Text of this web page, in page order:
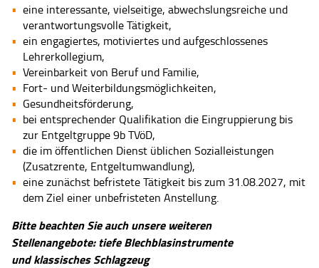
eine interessante, vielseitige, abwechslungsreiche und
verantwortungsvolle Tätigkeit,
ein engagiertes, motiviertes und aufgeschlossenes
Lehrerkollegium,
Vereinbarkeit von Beruf und Familie,
Fort- und Weiterbildungsmöglichkeiten,
Gesundheitsförderung,
bei entsprechender Qualifikation die Eingruppierung bis
zur Entgeltgruppe 9b TVöD,
die im öffentlichen Dienst üblichen Sozialleistungen
(Zusatzrente, Entgeltumwandlung),
eine zunächst befristete Tätigkeit bis zum 31.08.2027, mit
dem Ziel einer unbefristeten Anstellung.
Bitte beachten Sie auch unsere weiteren
Stellenangebote:tiefe Blechblasinstrumente
undklassisches Schlagzeug